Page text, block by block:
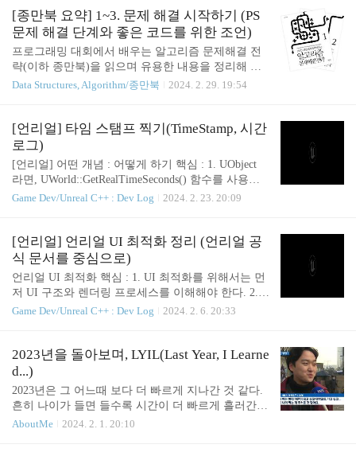
만한 내용을 일부 발췌해 정리해 보겠습니다. 수행
시간 어림짐작하기 일반적으로 우리는 Time..
금 단축할 수 있다. 2. 소수점 오차에 유의하자. 록 페
스티벌 (난이도: 하, 문제 ID : FESTIVAL) 사실 2중 f
or-loop 만 돌리면 쉽게 풀 수 있는 문제이긴 하다. 따
라서 따로 설명을 길게 적지는 않고, 코드에 주석을
조금 달아 두었다! 😄 #include #include "stdlib.h" usin
g namespace std; int N, L; int days[1000]; int dp[1000];
[종만북 요약] 1~3. 문제 해결 시작하기 (PS
문제 해결 단계와 좋은 코드를 위한 조언)
프로그래밍 대회에서 배우는 알고리즘 문제해결 전
략(이하 종만북)을 읽으며 유용한 내용을 정리해 보
도록 하겠습니다. 모든 내용을 요약하는 것은 아니
서 읽어보시는 것을 추천합니다! 핵심 : 1. 프로그래
밍은 문제 해결이다. 2. 간결하고 모듈화된 코드를 짜
라. 이는 버그를 줄여주고 디버깅 효율을 높여준다.
3. 자주 범하는 실수에 대한 유형을 알아두자. 프로그
래밍은 문제 해결이다. 1장에서는 알고리즘에 대한
코딩에 대한 저자의 철학과, 앞으로 다룰 주제에 대
래되어 기억의 저편에 묻혀 있거나, 생각해보면 좋은
꿀팁들에 대해서도 조언을 아끼지 않는다. 이번 글..
Data Structures, Algorithm/종만북 2024. 2. 29. 19:54
[언리얼] 타임 스탬프 찍기(TimeStamp, 시간
로그)
[언리얼] 어떤 개념 : 어떻게 하기 핵심 : 1. UObject
라면, UWorld::GetRealTimeSeconds() 함수를 사용할
수 있다. 2. C++ 클래스라면, FDateTime::Now() 를 쓸
GetWorld(); float PrevSeconds; float ElapsedSeconds; if
(World) { ElapsedSeconds = MyWorld->GetRealTimeSe
conds() - PrevSeconds; PrevSeconds = MyWorld->GetR
ealTimeSeconds(); UE_LOG(LogTemp, Warn..
Game Dev/Unreal C++ : Dev Log 2024. 2. 23. 20:09
[언리얼] 언리얼 UI 최적화 정리 (언리얼 공
식 문서를 중심으로)
언리얼 UI 최적화 핵심 : 1. UI 최적화를 위해서는 먼
저 UI 구조와 렌더링 프로세스를 이해해야 한다. 2. U
I 최적화의 핵심은 결국 Tick 이다. Tick 을 필요할 때
쓰레드와 연관이 깊다. 3. 게임 쓰레드 최적화에는 In
validation Box, Visibility, Widget Binding 등이 있고,
렌더링 쓰레드 최적화에는 Merging Batches, Retainer
Box 등이 있다. 언리얼에서 UMG 를 이용한 UI 작업
을 상당히 많이 하는데, 일정에 쫓기다 보니 프로젝
트 차원에서 최적화를 고려하면서 만드는 경우가 잘
Game Dev/Unreal C++ : Dev Log 2024. 2. 6. 20:33
2023년을 돌아보며, LYIL(Last Year, I Learne
d...)
2023년은 그 어느때 보다 더 빠르게 지나간 것 같다.
흔히 나이가 들면 들수록 시간이 더 빠르게 흘러간다
지만, 2023년은 그런 것을 감안하더라도 조금 비상식
AboutMe 2024. 2. 1. 20:10